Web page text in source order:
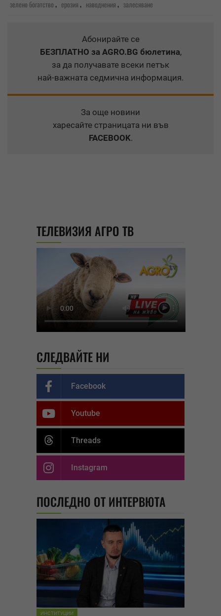
зелено богатство, ерозия, наводнения, залесяване
Абонирайте се
БЕЗПЛАТНО за AGRO.BG бюлетина,
за да получавате всеки петък
най-важната седмична информация.
За още новини
харесайте страницата ни във
FACEBOOK.
ТЕЛЕВИЗИЯ АГРО ТВ
СЛЕДВАЙТЕ НИ
Facebook
Youtube
Threads
Instagram
ПОСЛЕДНО ОТ ИНТЕРВЮТА
ИНСТИТУЦИИ